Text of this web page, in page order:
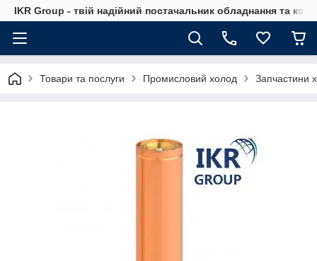
IKR Group - твій надійний постачальник обладнання та
Товари та послуги Промисловий холод Запчастини